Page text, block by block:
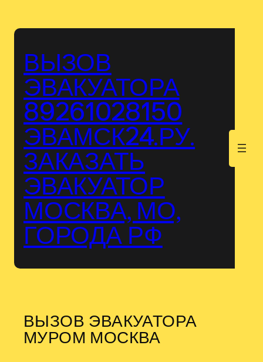
ВЫЗОВ
ЭВАКУАТОРА
89261028150
ЭВАМСК24.РУ.
ЗАКАЗАТЬ
ЭВАКУАТОР
МОСКВА, МО,
ГОРОДА РФ
ВЫЗОВ ЭВАКУАТОРА
МУРОМ МОСКВА